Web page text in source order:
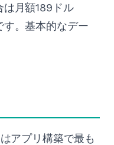
月額189ドル
す。基本的なデー
アプリ構築で最も